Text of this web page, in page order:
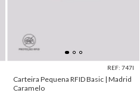
REF: 747I
Carteira Pequena RFID Basic | Madrid
Caramelo